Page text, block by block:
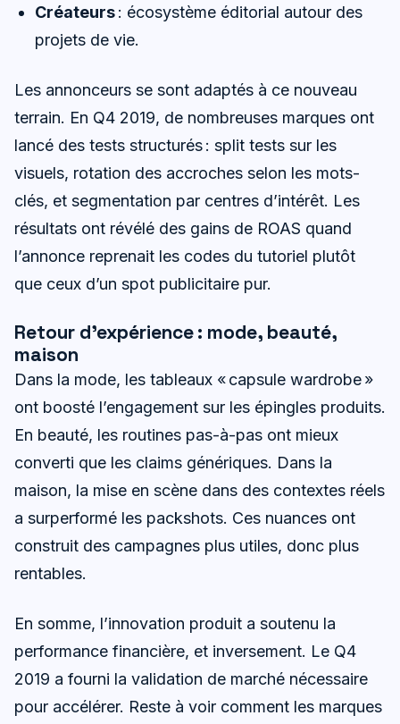
Créateurs: écosystème éditorial autour des
projets de vie.
Les annonceurs se sont adaptés à ce nouveau
terrain. En Q4 2019, de nombreuses marques ont
lancé des tests structurés : split tests sur les
visuels, rotation des accroches selon les mots-
clés, et segmentation par centres d’intérêt. Les
résultats ont révélé des gains de ROAS quand
l’annonce reprenait les codes du tutoriel plutôt
que ceux d’un spot publicitaire pur.
Retour d’expérience : mode, beauté,
maison
Dans la mode, les tableaux « capsule wardrobe »
ont boosté l’engagement sur les épingles produits.
En beauté, les routines pas-à-pas ont mieux
converti que les claims génériques. Dans la
maison, la mise en scène dans des contextes réels
a surperformé les packshots. Ces nuances ont
construit des campagnes plus utiles, donc plus
rentables.
En somme, l’innovation produit a soutenu la
performance financière, et inversement. Le Q4
2019 a fourni la validation de marché nécessaire
pour accélérer. Reste à voir comment les marques